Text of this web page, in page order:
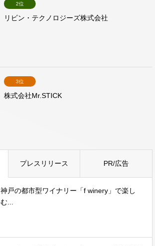
2位
リビン・テクノロジーズ株式会社
3位
株式会社Mr.STICK
プレスリリース PR/広告
神戸の都市型ワイナリー「f winery」で楽し
む...